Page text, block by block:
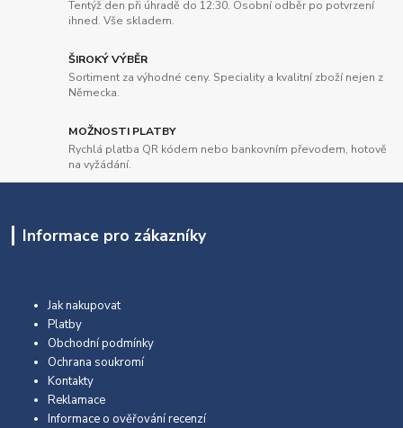
Tentýž den při úhradě do 12:30. Osobní odběr po potvrzení
ihned. Vše skladem.
ŠIROKÝ VÝBĚR
Sortiment za výhodné ceny. Speciality a kvalitní zboží nejen z
Německa.
MOŽNOSTI PLATBY
Rychlá platba QR kódem nebo bankovním převodem, hotově
na vyžádání.
Informace pro zákazníky
Jak nakupovat
Platby
Obchodní podmínky
Ochrana soukromí
Kontakty
Reklamace
Informace o ověřování recenzí